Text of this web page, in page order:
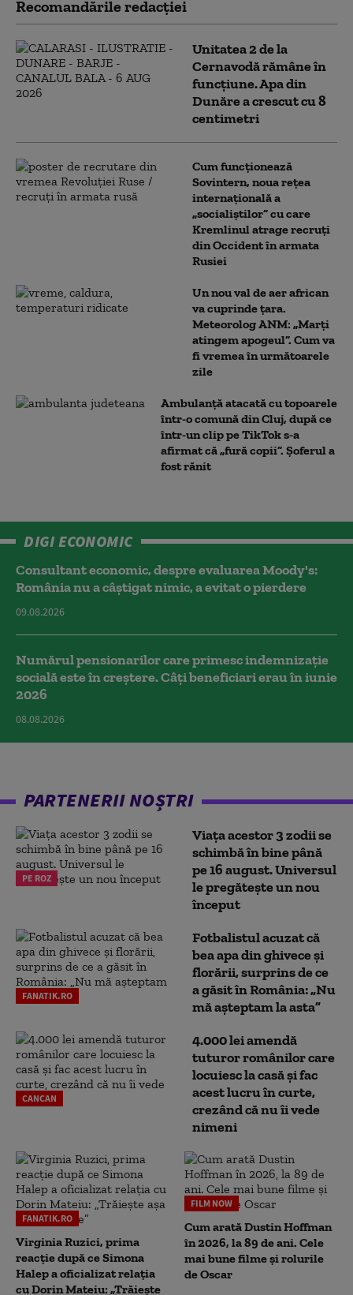
Recomandările redacţiei
Unitatea 2 de la
Cernavodă rămâne în
funcțiune. Apa din
Dunăre a crescut cu 8
centimetri
Cum funcționează
Sovintern, noua rețea
internațională a
„socialiștilor” cu care
Kremlinul atrage recruți
din Occident în armata
Rusiei
Un nou val de aer african
va cuprinde țara.
Meteorolog ANM: „Marți
atingem apogeul”. Cum va
fi vremea în următoarele
zile
Ambulanţă atacată cu topoarele
într-o comună din Cluj, după ce
într-un clip pe TikTok s-a
afirmat că „fură copii”. Șoferul a
fost rănit
DIGI ECONOMIC
Consultant economic, despre evaluarea Moody's:
România nu a câştigat nimic, a evitat o pierdere
09.08.2026
Numărul pensionarilor care primesc indemnizaţie
socială este în creștere. Câți beneficiari erau în iunie
2026
08.08.2026
PARTENERII NOȘTRI
PE ROZ
Viața acestor 3 zodii se
schimbă în bine până
pe 16 august. Universul
le pregătește un nou
început
FANATIK.RO
Fotbalistul acuzat că
bea apa din ghivece și
florării, surprins de ce
a găsit în România: „Nu
mă așteptam la asta”
CANCAN
4.000 lei amendă
tuturor românilor care
locuiesc la casă și fac
acest lucru în curte,
crezând că nu îi vede
nimeni
FANATIK.RO
Virginia Ruzici, prima
reacție după ce Simona
Halep a oficializat relația
cu Dorin Mateiu: „Trăiește
FILM NOW
Cum arată Dustin Hoffman
în 2026, la 89 de ani. Cele
mai bune filme și rolurile
de Oscar